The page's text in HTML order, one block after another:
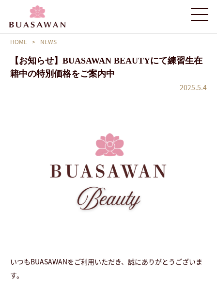
HOME > NEWS
【お知らせ】BUASAWAN BEAUTYにて練習生在
籍中の特別価格をご案内中
2025.5.4
いつもBUASAWANをご利用いただき、誠にありがとうございま
す。